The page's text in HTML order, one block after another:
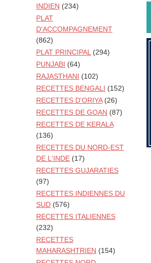
INDIEN (234)
PLAT
D'ACCOMPAGNEMENT
(862)
PLAT PRINCIPAL(294)
PUNJABI (64)
RAJASTHANI (102)
RECETTES BENGALI (152)
RECETTES D'ORIYA(26)
RECETTES DE GOAN (87)
RECETTES DE KERALA
(136)
RECETTES DU NORD-EST
DE L'INDE (17)
RECETTES GUJARATIES
(97)
RECETTES INDIENNES DU
SUD (576)
RECETTES ITALIENNES
(232)
RECETTES
MAHARASHTRIEN (154)